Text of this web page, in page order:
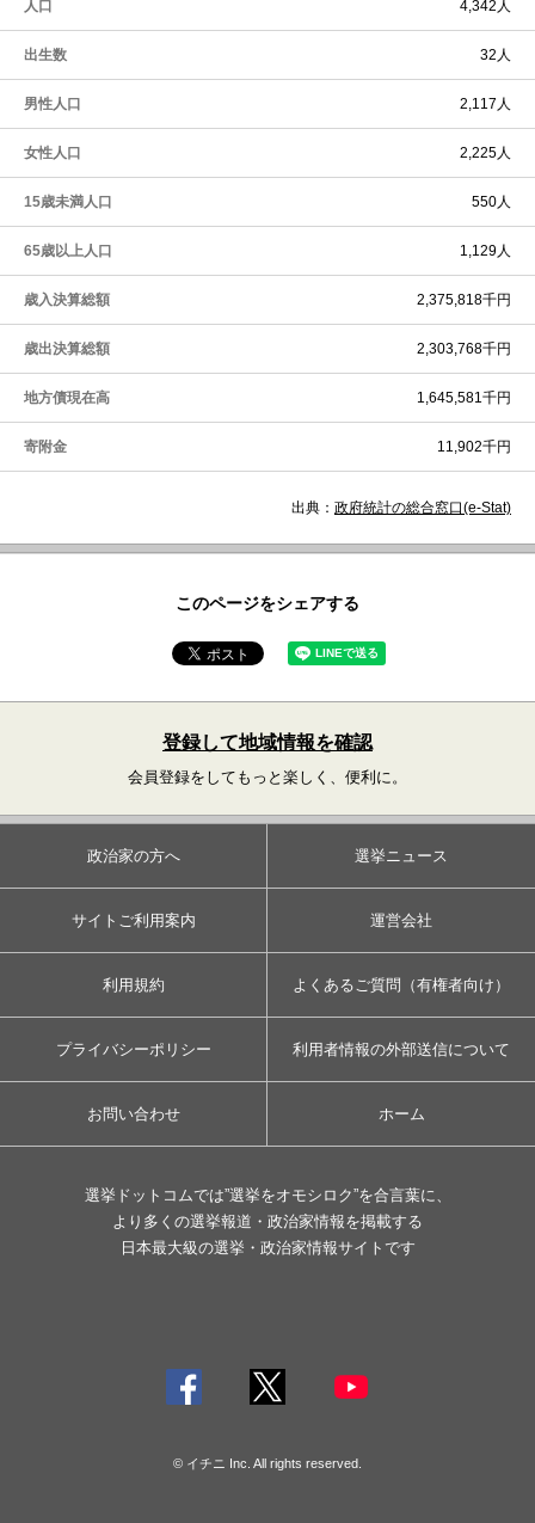
人口 4,342人
出生数 32人
男性人口 2,117人
女性人口 2,225人
15歳未満人口 550人
65歳以上人口 1,129人
歳入決算総額 2,375,818千円
歳出決算総額 2,303,768千円
地方債現在高 1,645,581千円
寄附金 11,902千円
出典： 政府統計の総合窓口(e-Stat)
このページをシェアする
登録して地域情報を確認
会員登録をしてもっと楽しく、便利に。
政治家の方へ 選挙ニュース
サイトご利用案内 運営会社
利用規約 よくあるご質問（有権者向け）
プライバシーポリシー 利用者情報の外部送信について
お問い合わせ ホーム
選挙ドットコムでは”選挙をオモシロク”を合言葉に、
より多くの選挙報道・政治家情報を掲載する
日本最大級の選挙・政治家情報サイトです
© イチニ Inc. All rights reserved.